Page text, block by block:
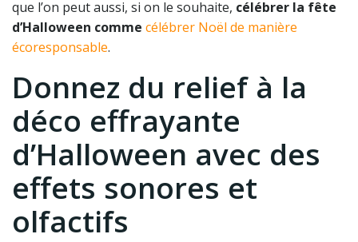
que l’on peut aussi, si on le souhaite, célébrer la fête
d’Halloween comme célébrer Noël de manière
écoresponsable.
Donnez du relief à la
déco effrayante
d’Halloween avec des
effets sonores et
olfactifs